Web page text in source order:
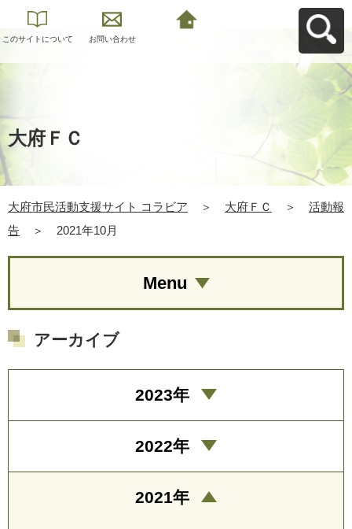
このサイトについて お問い合わせ
大府ＦＣ
大府市民活動支援サイト コラビア ＞ 大府ＦＣ ＞
活動報
告
＞ 2021年10月
Menu
アーカイブ
2023年
2022年
2021年